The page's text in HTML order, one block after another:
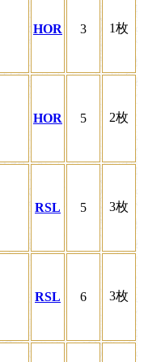
HOR 3 1枚
HOR 5 2枚
RSL 5 3枚
RSL 6 3枚